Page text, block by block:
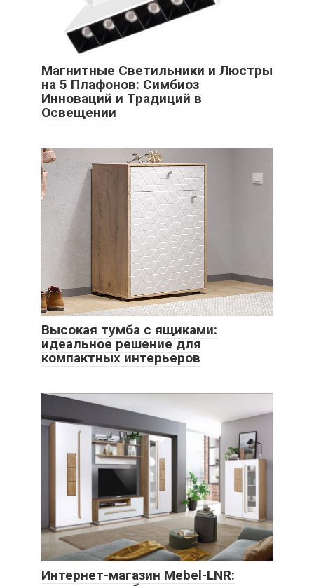
Магнитные Светильники и Люстры
на 5 Плафонов: Симбиоз
Инноваций и Традиций в
Освещении
Высокая тумба с ящиками:
идеальное решение для
компактных интерьеров
Интернет-магазин Mebel-LNR: